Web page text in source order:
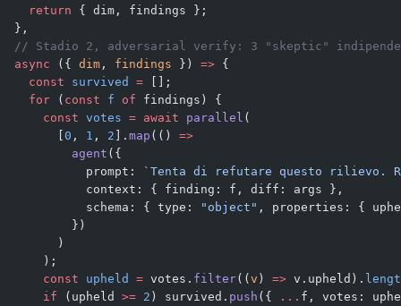
    return
{ dim, findings };
  },
// Stadio 2, adversarial verify: 3 "skeptic"
  async
({ dim , findings }) => {
    const
survived = [];
    for
( const f of findings) {
      const
votes = await parallel (
        [
0 , 1 , 2 ]. map (() =>
          agent
({
            prompt:
`Tenta di refutare questo rilievo.
            context: { finding: f, diff: args },
            schema: { type:
"object" , properties: {
          })
        )
      );
      const
upheld = votes. filter((v ) => v.upheld).
      if
(upheld >= 2 ) survived. push ({ ... f, votes: